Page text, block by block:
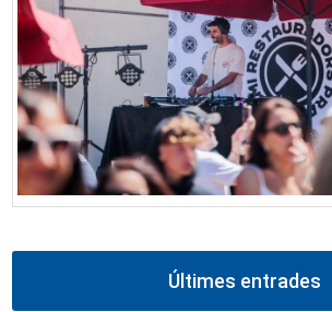
Últimes entrades